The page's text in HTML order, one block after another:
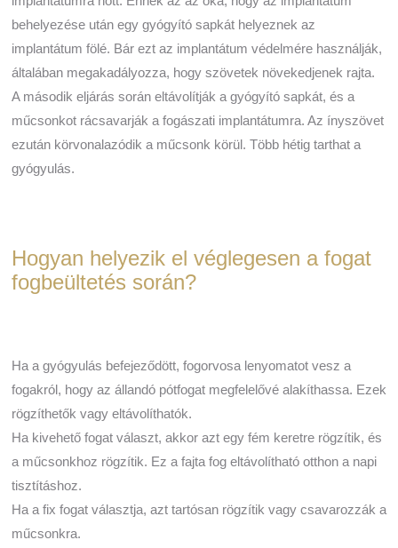
behelyezése után egy gyógyító sapkát helyeznek az
implantátum fölé. Bár ezt az implantátum védelmére használják,
általában megakadályozza, hogy szövetek növekedjenek rajta.
A második eljárás során eltávolítják a gyógyító sapkát, és a
műcsonkot rácsavarják a fogászati implantátumra. Az ínyszövet
ezután körvonalazódik a műcsonk körül. Több hétig tarthat a
gyógyulás.
Hogyan helyezik el véglegesen a fogat
fogbeültetés során?
Ha a gyógyulás befejeződött, fogorvosa lenyomatot vesz a
fogakról, hogy az állandó pótfogat megfelelővé alakíthassa. Ezek
rögzíthetők vagy eltávolíthatók.
Ha kivehető fogat választ, akkor azt egy fém keretre rögzítik, és
a műcsonkhoz rögzítik. Ez a fajta fog eltávolítható otthon a napi
tisztításhoz.
Ha a fix fogat választja, azt tartósan rögzítik vagy csavarozzák a
műcsonkra.